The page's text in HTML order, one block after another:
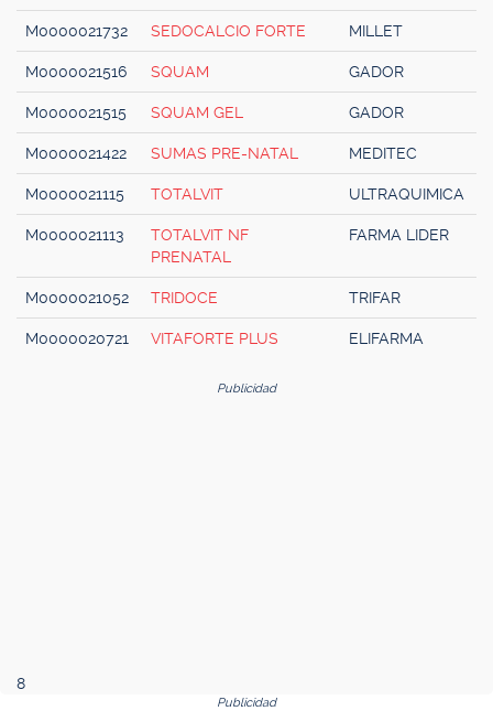
M0000021732 SEDOCALCIO FORTE MILLET
M0000021516 SQUAM GADOR
M0000021515 SQUAM GEL GADOR
M0000021422 SUMAS PRE-NATAL MEDITEC
M0000021115 TOTALVIT ULTRAQUIMICA
M0000021113
TOTALVIT NF
PRENATAL
FARMA LIDER
M0000021052 TRIDOCE TRIFAR
M0000020721 VITAFORTE PLUS ELIFARMA
Publicidad
8
Publicidad